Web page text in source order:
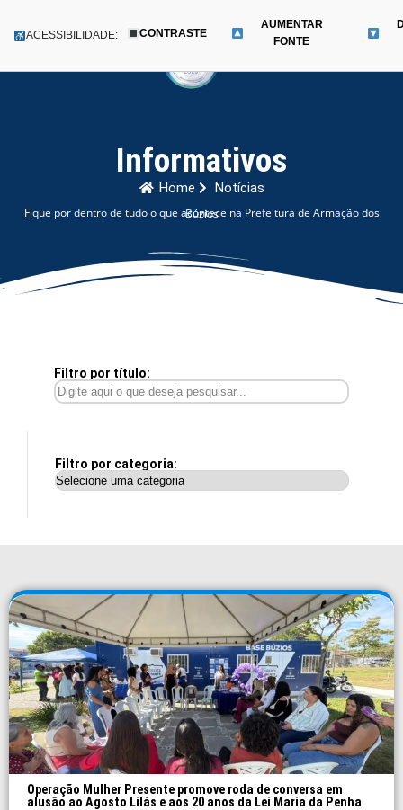
para
Menu
ACESSIBILIDADE: CONTRASTE
AUMENTAR
FONTE
Informativos
Home Notícias
Fique por dentro de tudo o que acontece na Prefeitura de Armação dos Búzios
Filtro por título:
Filtro por categoria:
Operação Mulher Presente promove roda de conversa em
alusão ao Agosto Lilás e aos 20 anos da Lei Maria da Penha